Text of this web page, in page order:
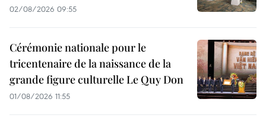
02/08/2026 09:55
Cérémonie nationale pour le
tricentenaire de la naissance de la
grande figure culturelle Le Quy Don
01/08/2026 11:55